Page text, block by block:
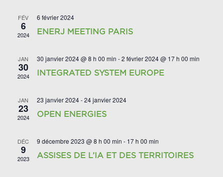
FÉV
6
2024
6 février 2024
ENERJ MEETING PARIS
JAN
30
2024
30 janvier 2024 @ 8 h 00 min -2 février 2024 @ 17 h 00 min
INTEGRATED SYSTEM EUROPE
JAN
23
2024
23 janvier 2024-24 janvier 2024
OPEN ENERGIES
DÉC
9
2023
9 décembre 2023 @ 8 h 00 min - 17 h 00 min
ASSISES DE L’IA ET DES TERRITOIRES